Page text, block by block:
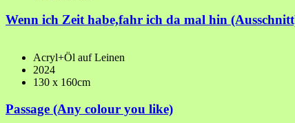
Wenn ich Zeit habe,fahr ich da mal hin
Acryl+Öl auf Leinen
2024
130 x 160cm
Passage (Any colour you like)